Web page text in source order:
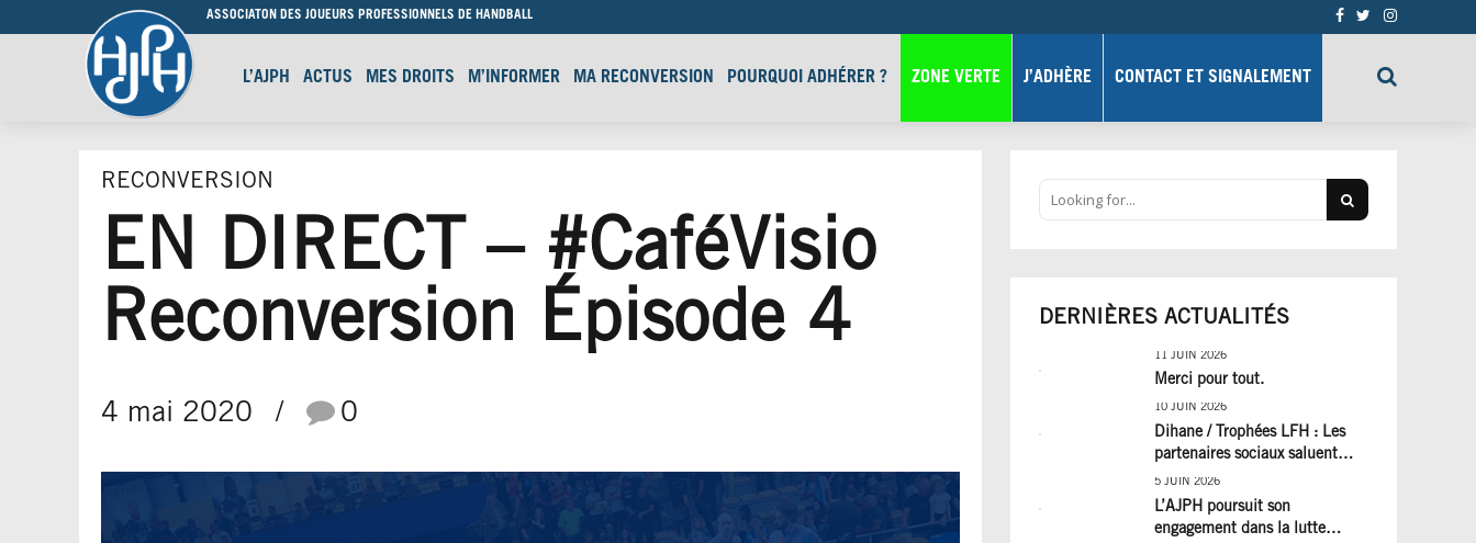
ASSOCIATON DES JOUEURS PROFESSIONNELS DE HANDBALL
L’AJPH ACTUS MES DROITS M’INFORMER MA RECONVERSION POURQUOI ADHÉRER ? ZONE VERTE J’ADHÈRE CONTACT ET SIGNALEMENT
RECONVERSION
EN DIRECT – #CaféVisio
Reconversion Épisode 4
4 mai 2020 0
DERNIÈRES ACTUALITÉS
11 JUIN 2026
Merci pour tout.
10 JUIN 2026
Dihane / Trophées LFH : Les
partenaires sociaux saluent
cinq années de progrès social
et les efforts à poursuivre !
5 JUIN 2026
L’AJPH poursuit son
engagement dans la lutte